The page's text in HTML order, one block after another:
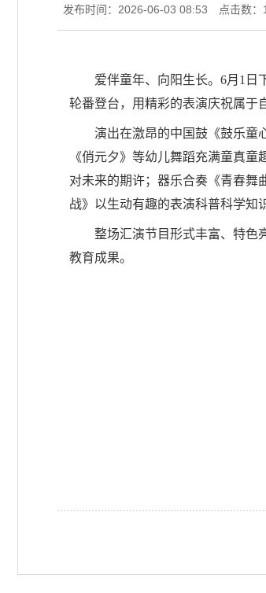
发布时间：2026-06-03 08:53 点击数：
爱伴童年、向阳生长。6月1日
轮番登台，用精彩的表演庆祝属于
演出在激昂的中国鼓《鼓乐童
《俏元夕》等幼儿舞蹈充满童真
对未来的期许；器乐合奏《青春舞
战》以生动有趣的表演科普科学知
整场汇演节目形式丰富、特色
教育成果。